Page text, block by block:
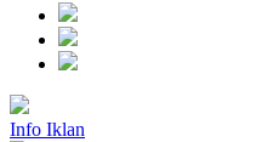
Info Iklan